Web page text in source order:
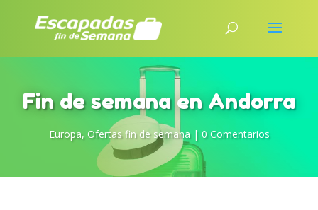
Fin de semana en Andorra
Europa, Ofertas fin de semana| 0 Comentarios